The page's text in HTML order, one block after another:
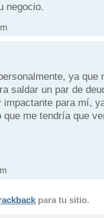
negocio.
ya que
saldar un par de
para mí,
me tendría que
para tu sitio.